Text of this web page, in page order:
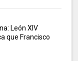
León XIV
que Francisco